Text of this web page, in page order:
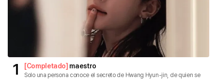
1 [Completado] maestro
Solo una persona conoce el secreto de Hwang Hyun-jin, de quien se